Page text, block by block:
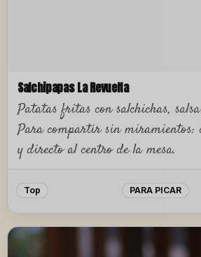
Salchipapas La Revuelta
Patatas fritas con salchichas,
Para compartir sin miramientos:
y directo al centro de la mesa.
Top PARA PICAR